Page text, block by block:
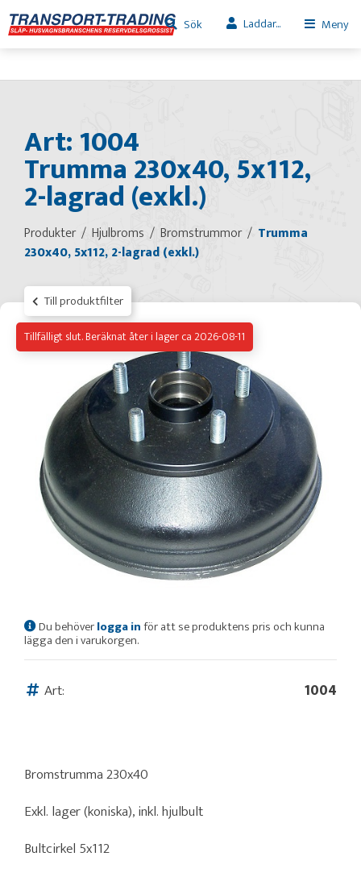
Sök Laddar... Meny
Art: 1004
Trumma 230x40, 5x112,
2-lagrad (exkl.)
Produkter Hjulbroms Bromstrummor
Trumma
230x40, 5x112, 2-lagrad (exkl.)
Till produktfilter
Tillfälligt slut. Beräknat åter i lager ca 2026-08-11
Du behöverlogga inför att se produktens pris och kunna
lägga den i varukorgen.
Art: 1004
Bromstrumma 230x40
Exkl. lager (koniska), inkl. hjulbult
Bultcirkel 5x112